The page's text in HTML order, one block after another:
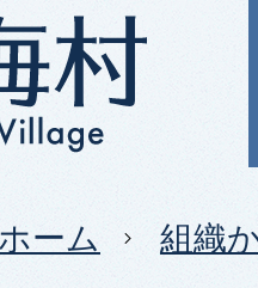
ホーム 組織